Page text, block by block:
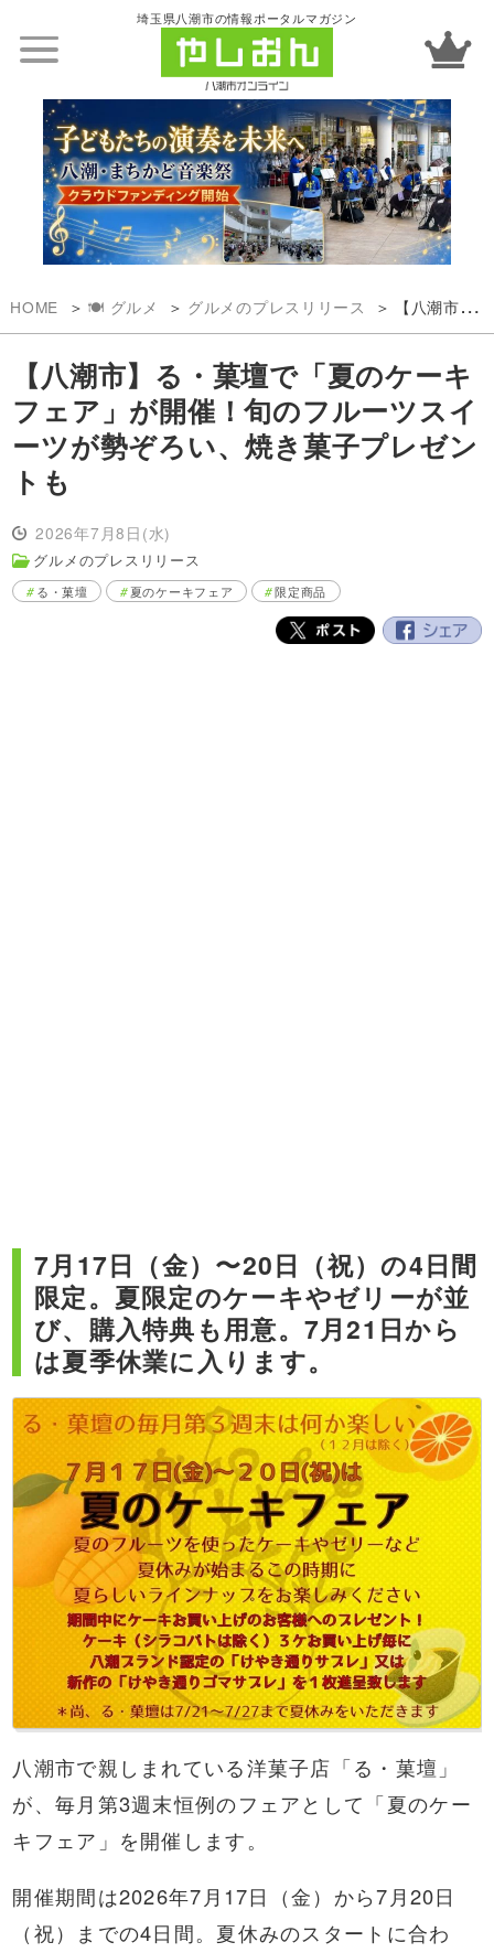
埼玉県八潮市の情報ポータルマガジン
HOME 🍽️ グルメ グルメのプレスリリース 【八潮市】る・菓壇で「夏のケーキフェア」が開催！旬のフルーツスイーツが勢ぞろい、焼き菓子プレゼントも
【八潮市】る・菓壇で「夏のケーキ
フェア」が開催！旬のフルーツスイ
ーツが勢ぞろい、焼き菓子プレゼン
トも
2026年7月8日(水)
グルメのプレスリリース
る・菓壇 夏のケーキフェア 限定商品
7月17日（金）〜20日（祝）の4日間
限定。夏限定のケーキやゼリーが並
び、購入特典も用意。7月21日から
は夏季休業に入ります。
八潮市で親しまれている洋菓子店「る・菓壇」
が、毎月第3週末恒例のフェアとして「夏のケー
キフェア」を開催します。
開催期間は2026年7月17日（金）から7月20日
（祝）までの4日間。夏休みのスタートに合わ